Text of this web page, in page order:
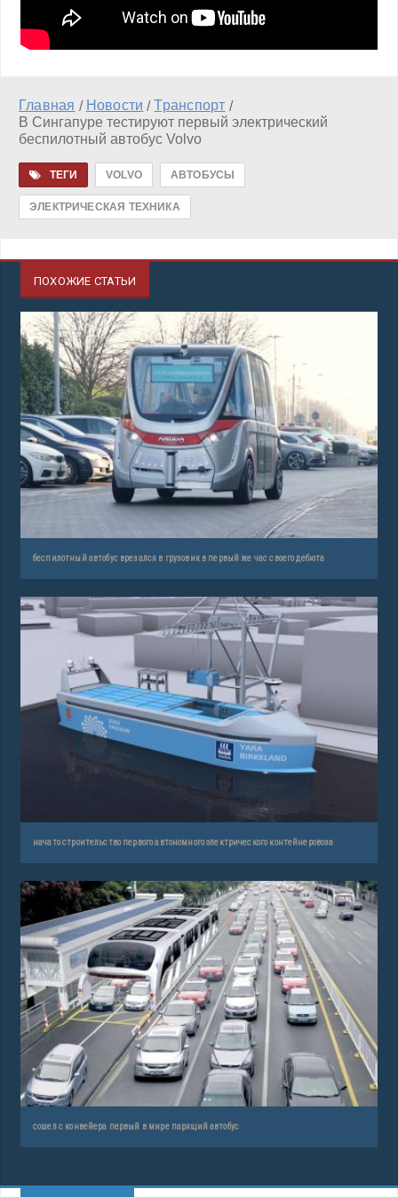
Главная / Новости / Транспорт /
В Сингапуре тестируют первый электрический
беспилотный автобус Volvo
ТЕГИ VOLVO АВТОБУСЫ
ЭЛЕКТРИЧЕСКАЯ ТЕХНИКА
ПОХОЖИЕ СТАТЬИ
беспилотный автобус врезался в грузовик в первый же час своего дебюта
начато строительство первого автономного электрического контейнеровоза
сошел с конвейера первый в мире парящий автобус